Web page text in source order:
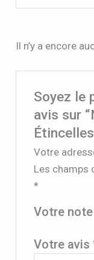
Il n’y a encore
Soyez le
avis sur
Votre
Les champs
*
Votre note
Votre avis